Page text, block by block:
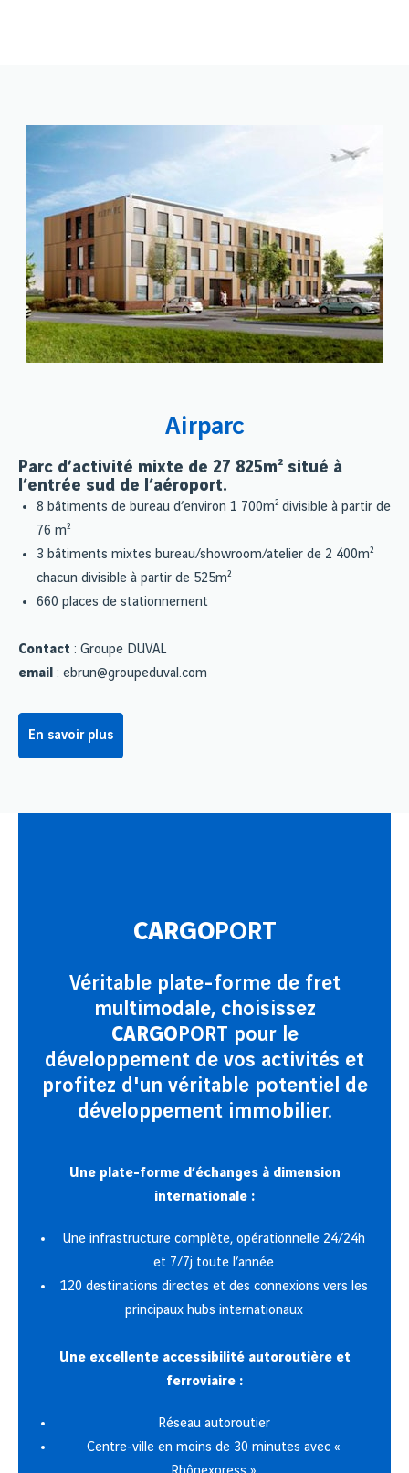
Airparc
Parc d’activité mixte de 27 825m² situé à
l’entrée sud de l’aéroport.
8 bâtiments de bureau d’environ 1 700m² divisible à partir de
76 m²
3 bâtiments mixtes bureau/showroom/atelier de 2 400m²
chacun divisible à partir de 525m²
660 places de stationnement
Contact : Groupe DUVAL
email : ebrun@groupeduval.com
En savoir plus
CARGOPORT
Véritable plate-forme de fret
multimodale, choisissez
CARGOPORT pour le
développement de vos activités et
profitez d'un véritable potentiel de
développement immobilier.
Une plate-forme d’échanges à dimension
internationale :
Une infrastructure complète, opérationnelle 24/24h
et 7/7j toute l’année
120 destinations directes et des connexions vers les
principaux hubs internationaux
Une excellente accessibilité autoroutière et
ferroviaire :
Réseau autoroutier
Centre-ville en moins de 30 minutes avec «